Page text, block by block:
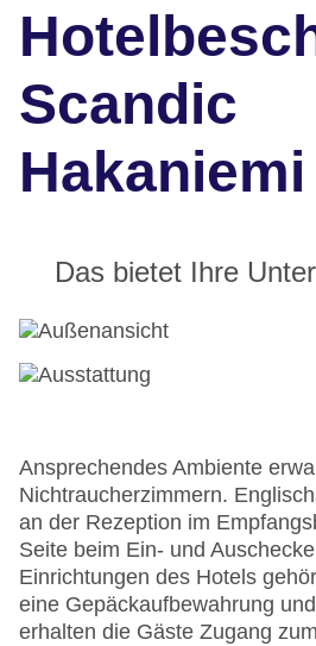
Scandic
Hakaniemi
Das bietet Ihre
Ansprechendes Ambiente
Nichtraucherzimmern.
an der Rezeption im
Seite beim Ein- und
Einrichtungen des Hotels
eine Gepäckaufbewahrung
erhalten die Gäste Zugang